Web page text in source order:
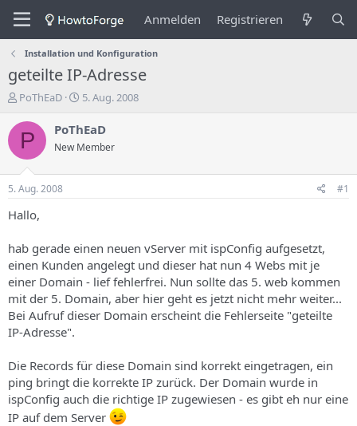
Anmelden Registrieren
Installation und Konfiguration
geteilte IP-Adresse
E
s
e
l
e
r
s
T
h
e
m
PoThEaD
E
s
e
d
a
t
u
m
5. Aug. 2008
P PoThEaD
New Member
5. Aug. 2008 #1
Hallo,
hab gerade einen neuen vServer mit ispConfig aufgesetzt,
einen Kunden angelegt und dieser hat nun 4 Webs mit je
einer Domain - lief fehlerfrei. Nun sollte das 5. web kommen
mit der 5. Domain, aber hier geht es jetzt nicht mehr weiter...
Bei Aufruf dieser Domain erscheint die Fehlerseite "geteilte
IP-Adresse".
Die Records für diese Domain sind korrekt eingetragen, ein
ping bringt die korrekte IP zurück. Der Domain wurde in
ispConfig auch die richtige IP zugewiesen - es gibt eh nur eine
IP auf dem Server